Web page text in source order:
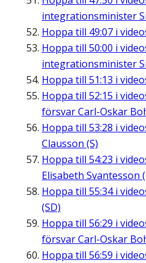
integrationsminister
Hoppa till 49:07 i
Hoppa till 50:00 i
integrationsminister
Hoppa till 51:13 i
Hoppa till 52:15 i
försvar Carl-Oskar
Hoppa till 53:28 i
Clausson (S)
Hoppa till 54:23 i
Elisabeth Svantesson
Hoppa till 55:34i
(SD)
Hoppa till 56:29 i
försvar Carl-Oskar
Hoppa till 56:59 i